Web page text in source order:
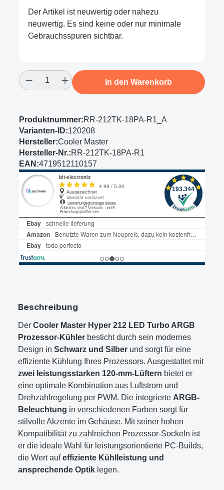
Der Artikel ist neuwertig oder nahezu
neuwertig. Es sind keine oder nur minimale
Gebrauchsspuren sichtbar.
Produkt Anzahl: Gib den gewünschten
In den Warenkorb
Produktnummer:RR-212TK-18PA-R1_A
Varianten-ID:120208
Hersteller:Cooler Master
Hersteller-Nr.:RR-212TK-18PA-R1
EAN:4719512110157
Beschreibung
Der Cooler Master Hyper 212 LED Turbo ARGB
Prozessor-Kühler besticht durch sein modernes
Design in Schwarz und Silber und sorgt für eine
effiziente Kühlung Ihres Prozessors. Ausgestattet mit
zwei leistungsstarken 120-mm-Lüftern bietet er
eine optimale Kombination aus Luftstrom und
Drehzahlregelung per PWM. Die integrierte ARGB-
Beleuchtung in verschiedenen Farben sorgt für
stilvolle Akzente im Gehäuse. Mit seiner hohen
Kompatibilität zu zahlreichen Prozessor-Sockeln ist
er die ideale Wahl für leistungsorientierte PC-Builds,
die Wert aufeffiziente Kühlleistung und
ansprechende Optik legen.